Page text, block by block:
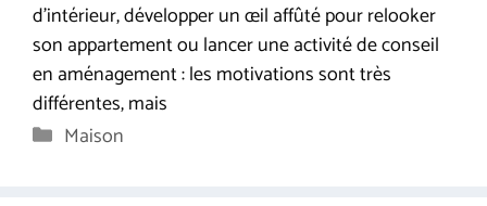
d’intérieur, développer un œil affûté pour relooker
son appartement ou lancer une activité de conseil
en aménagement : les motivations sont très
différentes, mais
Catégories
Maison